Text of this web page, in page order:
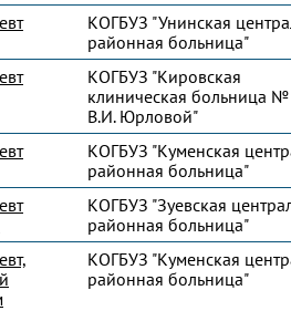
КОГБУЗ "Унинская
районная больница"
КОГБУЗ "Кировская
клиническая больница
В.И. Юрловой"
КОГБУЗ "Куменская
районная больница"
КОГБУЗ "Зуевская
районная больница"
КОГБУЗ "Куменская
районная больница"